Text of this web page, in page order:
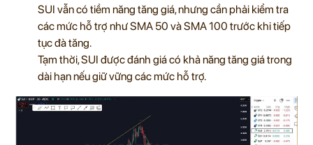
SUI vẫn có tiềm năng tăng giá, nhưng cần phải kiểm tra
các mức hỗ trợ như SMA 50 và SMA 100 trước khi tiếp
tục đà tăng.
Tạm thời, SUI được đánh giá có khả năng tăng giá trong
dài hạn nếu giữ vững các mức hỗ trợ.